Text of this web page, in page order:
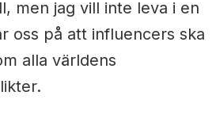
men jag vill inte leva i en
oss på att influencers ska
alla världens